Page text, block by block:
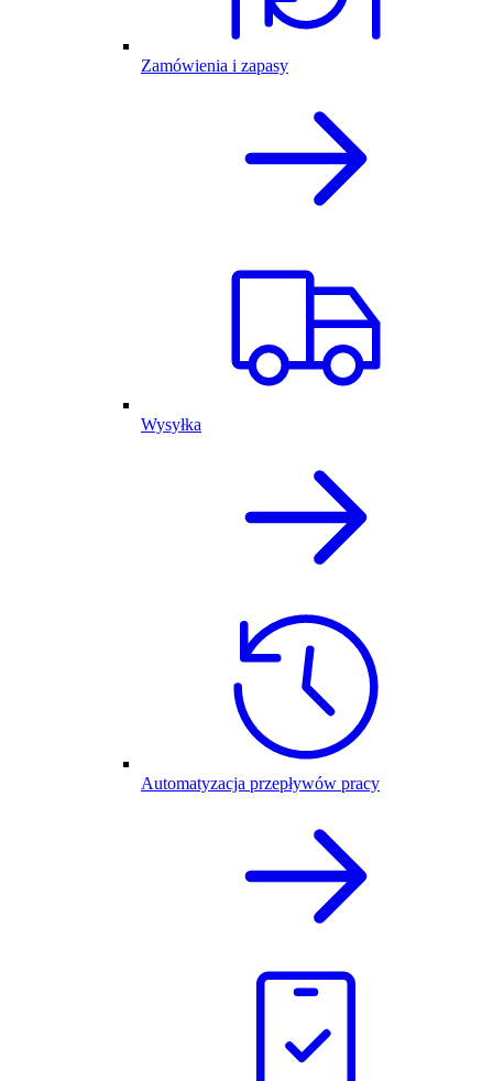
Zamówienia i zapasy
Wysyłka
Automatyzacja przepływów pracy